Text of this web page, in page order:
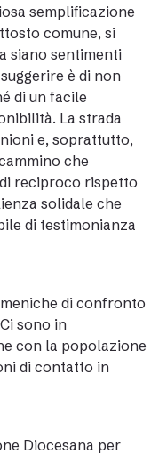
semplificazione
comune, si
siano sentimenti
è di non
di un facile
La strada
e, soprattutto,
che
reciproco rispetto
solidale che
di testimonianza
di confronto
sono in
con la popolazione
di contatto in
Diocesana per